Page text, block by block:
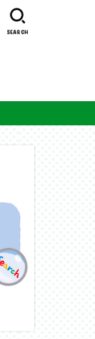
SEARCH